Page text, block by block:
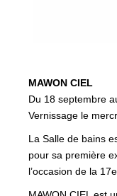
MAWON CIEL
Du 18 septembre
Vernissage le
La Salle de bains
pour sa première
l’occasion de la